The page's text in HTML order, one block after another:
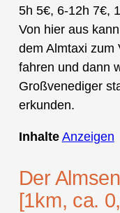
5h 5€, 6-12h 7€,
Von hier aus
dem Almtaxi zum
fahren und dann
Großvenediger
erkunden.
Inhalte Anzeigen
Der
[1km, ca.